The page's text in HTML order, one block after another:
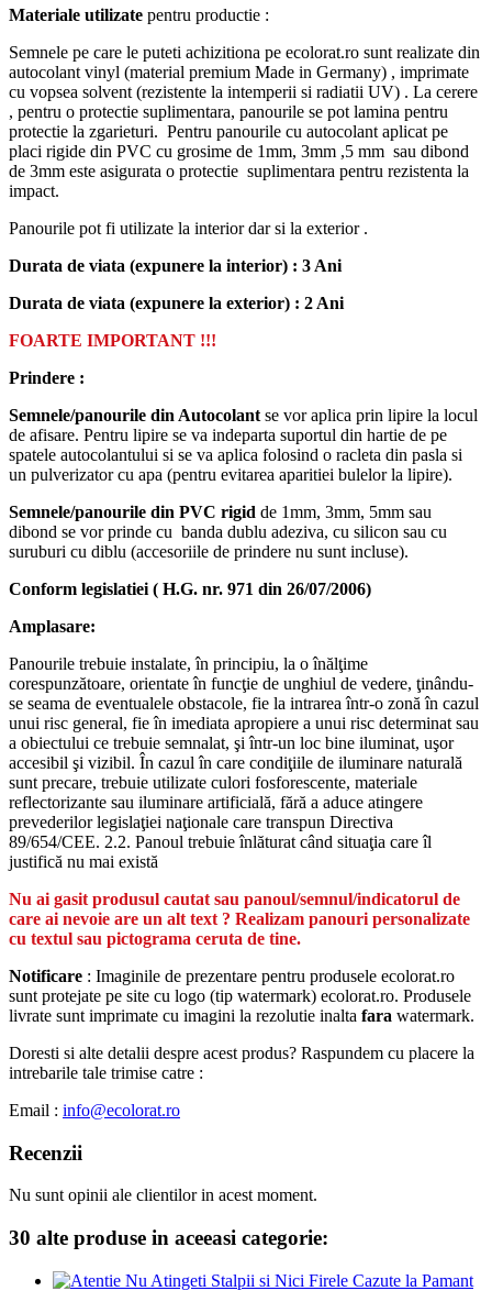
Materiale utilizate pentru productie :
Semnele pe care le puteti achizitiona pe ecolorat.ro sunt realizate din
autocolant vinyl (material premium Made in Germany) , imprimate
cu vopsea solvent (rezistente la intemperii si radiatii UV) . La cerere
, pentru o protectie suplimentara, panourile se pot lamina pentru
protectie la zgarieturi. Pentru panourile cu autocolant aplicat pe
placi rigide din PVC cu grosime de 1mm, 3mm ,5 mm sau dibond
de 3mm este asigurata o protectie suplimentara pentru rezistenta la
impact.
Panourile pot fi utilizate la interior dar si la exterior .
Durata de viata (expunere la interior) : 3 Ani
Durata de viata (expunere la exterior) : 2 Ani
FOARTE IMPORTANT !!!
Prindere :
Semnele/panourile din Autocolant se vor aplica prin lipire la locul
de afisare. Pentru lipire se va indeparta suportul din hartie de pe
spatele autocolantului si se va aplica folosind o racleta din pasla si
un pulverizator cu apa (pentru evitarea aparitiei bulelor la lipire).
Semnele/panourile din PVC rigid de 1mm, 3mm, 5mm sau
dibond se vor prinde cu banda dublu adeziva, cu silicon sau cu
suruburi cu diblu (accesoriile de prindere nu sunt incluse).
Conform legislatiei ( H.G. nr. 971 din 26/07/2006)
Amplasare:
Panourile trebuie instalate, în principiu, la o înălţime
corespunzătoare, orientate în funcţie de unghiul de vedere, ţinându-
se seama de eventualele obstacole, fie la intrarea într-o zonă în cazul
unui risc general, fie în imediata apropiere a unui risc determinat sau
a obiectului ce trebuie semnalat, şi într-un loc bine iluminat, uşor
accesibil şi vizibil. În cazul în care condiţiile de iluminare naturală
sunt precare, trebuie utilizate culori fosforescente, materiale
reflectorizante sau iluminare artificială, fără a aduce atingere
prevederilor legislaţiei naţionale care transpun Directiva
89/654/CEE. 2.2. Panoul trebuie înlăturat când situaţia care îl
justifică nu mai există
Nu ai gasit produsul cautat sau panoul/semnul/indicatorul de
care ai nevoie are un alt text ? Realizam panouri personalizate
cu textul sau pictograma ceruta de tine.
Notificare : Imaginile de prezentare pentru produsele ecolorat.ro
sunt protejate pe site cu logo (tip watermark) ecolorat.ro. Produsele
livrate sunt imprimate cu imagini la rezolutie inalta fara watermark.
Doresti si alte detalii despre acest produs? Raspundem cu placere la
intrebarile tale trimise catre :
Email : info@ecolorat.ro
Recenzii
Nu sunt opinii ale clientilor in acest moment.
30 alte produse in aceeasi categorie: